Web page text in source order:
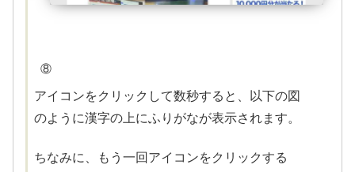
⑧
アイコンをクリックして数秒すると、以下の図
のように漢字の上にふりがなが表示されます。
ちなみに、もう一回アイコンをクリックする